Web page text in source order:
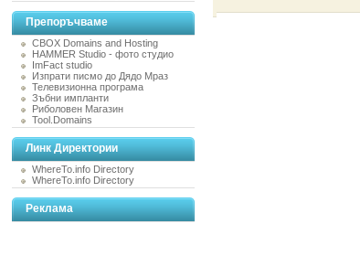
Препоръчваме
CBOX Domains and Hosting
HAMMER Studio - фото студио
ImFact studio
Изпрати писмо до Дядо Мраз
Телевизионна програма
Зъбни импланти
Риболовен Магазин
Tool.Domains
Линк Директории
WhereTo.info Directory
WhereTo.info Directory
Реклама